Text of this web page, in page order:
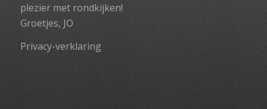
plezier met rondkijken!
Groetjes, JO
Privacy-verklaring